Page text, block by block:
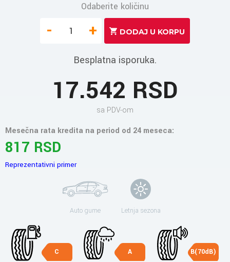
Odaberite količinu
- +
Besplatna isporuka.
17.542 RSD
sa PDV-om
Mesečna rata kredita na period od 24 meseca:
817 RSD
Reprezentativni primer
Auto gume Letnja sezona
C A B(70dB)